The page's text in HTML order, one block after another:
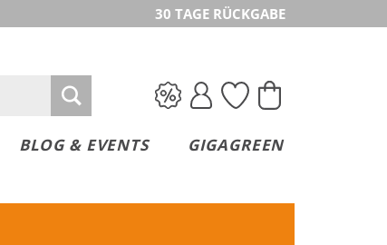
30 TAGE RÜCKGABE
BLOG & EVENTS GIGAGREEN